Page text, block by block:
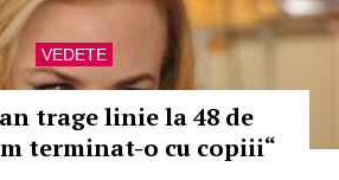
VEDETE
trage linie la 48 de
terminat-o cu copiii“